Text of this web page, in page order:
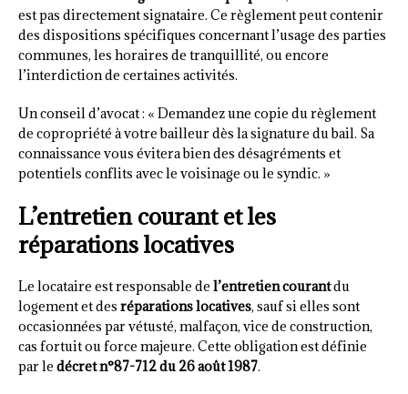
est pas directement signataire. Ce règlement peut contenir
des dispositions spécifiques concernant l’usage des parties
communes, les horaires de tranquillité, ou encore
l’interdiction de certaines activités.
Un conseil d’avocat : « Demandez une copie du règlement
de copropriété à votre bailleur dès la signature du bail. Sa
connaissance vous évitera bien des désagréments et
potentiels conflits avec le voisinage ou le syndic. »
L’entretien courant et les
réparations locatives
Le locataire est responsable de l’entretien courantdu
logement et des réparations locatives, sauf si elles sont
occasionnées par vétusté, malfaçon, vice de construction,
cas fortuit ou force majeure. Cette obligation est définie
par le décret n°87-712 du 26 août 1987.